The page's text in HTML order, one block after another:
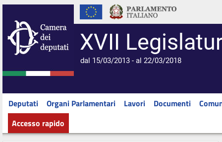
XVII
dal 15/03/2013 - al 22/03/2018
Deputati Organi Parlamentari Lavori Documenti
Accesso rapido